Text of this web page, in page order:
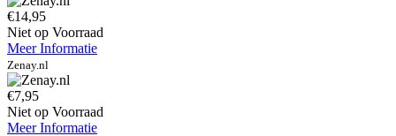
€14,95
Niet op Voorraad
Meer Informatie
Zenay.nl
€7,95
Niet op Voorraad
Meer Informatie